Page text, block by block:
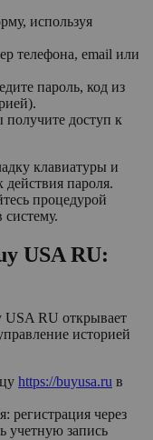
используя
телефона, email или
пароль, код из
доступ к
клавиатуры и
действия пароля.
процедурой
систему.
USA RU:
USA RU открывает
историей
https://buyusa.ru в
регистрация через
учетную запись